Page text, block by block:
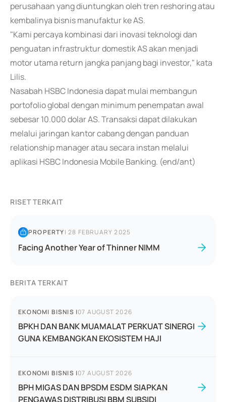
perusahaan yang diuntungkan oleh tren reshoring atau
kembalinya bisnis manufaktur ke AS.
"Kami percaya kombinasi dari inovasi teknologi dan
penguatan infrastruktur domestik AS akan menjadi
motor utama return jangka panjang bagi investor," kata
Lilis.
Nasabah HSBC Indonesia dapat mulai membangun
portofolio global dengan minimum penempatan awal
sebesar 10.000 dolar AS. Transaksi dapat dilakukan
melalui jaringan kantor cabang dengan panduan
relationship manager atau secara instan melalui
aplikasi HSBC Indonesia Mobile Banking. (end/ant)
RISET TERKAIT
PROPERTY|28 FEBRUARY 2025
Facing Another Year of Thinner NIMM
BERITA TERKAIT
EKONOMI BISNIS |07 AUGUST 2026
BPKH DAN BANK MUAMALAT PERKUAT SINERGI
GUNA KEMBANGKAN EKOSISTEM HAJI
EKONOMI BISNIS |07 AUGUST 2026
BPH MIGAS DAN BPSDM ESDM SIAPKAN
PENGAWAS DISTRIBUSI BBM SUBSIDI